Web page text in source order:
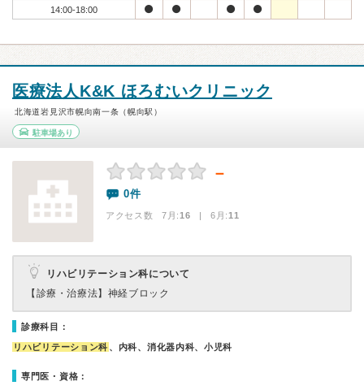
14:00-18:00
医療法人K&K ほろむいクリニック
北海道岩見沢市幌向南一条（幌向駅）
駐車場あり
－
0件
アクセス数 7月:16 | 6月:11
リハビリテーション科について
【診療・治療法】 神経ブロック
診療科目：
リハビリテーション科 、内科、消化器内科、小児科
専門医・資格：